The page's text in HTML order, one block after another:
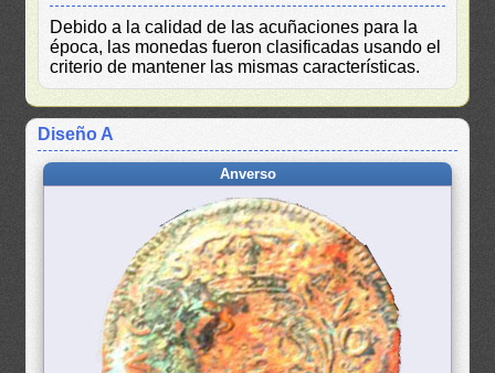
Debido a la calidad de las acuñaciones para la
época, las monedas fueron clasificadas usando el
criterio de mantener las mismas características.
Diseño A
Anverso